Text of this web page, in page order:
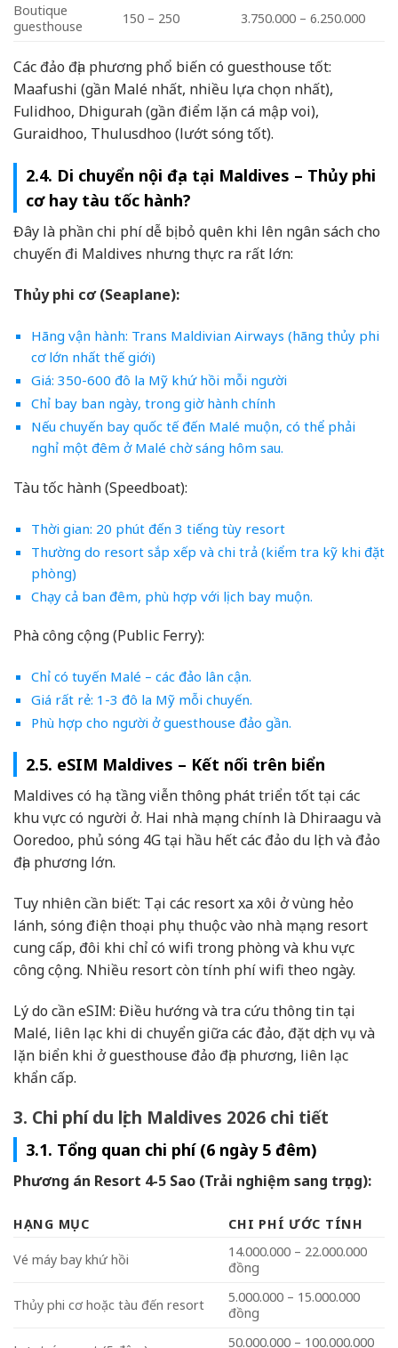
Boutique
guesthouse
150 – 250 3.750.000 – 6.250.000
Các đảo địa phương phổ biến có guesthouse tốt:
Maafushi (gần Malé nhất, nhiều lựa chọn nhất),
Fulidhoo, Dhigurah (gần điểm lặn cá mập voi),
Guraidhoo, Thulusdhoo (lướt sóng tốt).
2.4. Di chuyển nội địa tại Maldives – Thủy phi
cơ hay tàu tốc hành?
Đây là phần chi phí dễ bị bỏ quên khi lên ngân sách cho
chuyến đi Maldives nhưng thực ra rất lớn:
Thủy phi cơ (Seaplane):
Hãng vận hành: Trans Maldivian Airways (hãng thủy phi
cơ lớn nhất thế giới)
Giá: 350-600 đô la Mỹ khứ hồi mỗi người
Chỉ bay ban ngày, trong giờ hành chính
Nếu chuyến bay quốc tế đến Malé muộn, có thể phải
nghỉ một đêm ở Malé chờ sáng hôm sau.
Tàu tốc hành (Speedboat):
Thời gian: 20 phút đến 3 tiếng tùy resort
Thường do resort sắp xếp và chi trả (kiểm tra kỹ khi đặt
phòng)
Chạy cả ban đêm, phù hợp với lịch bay muộn.
Phà công cộng (Public Ferry):
Chỉ có tuyến Malé – các đảo lân cận.
Giá rất rẻ: 1-3 đô la Mỹ mỗi chuyến.
Phù hợp cho người ở guesthouse đảo gần.
2.5. eSIM Maldives – Kết nối trên biển
Maldives có hạ tầng viễn thông phát triển tốt tại các
khu vực có người ở. Hai nhà mạng chính là Dhiraagu và
Ooredoo, phủ sóng 4G tại hầu hết các đảo du lịch và đảo
địa phương lớn.
Tuy nhiên cần biết: Tại các resort xa xôi ở vùng hẻo
lánh, sóng điện thoại phụ thuộc vào nhà mạng resort
cung cấp, đôi khi chỉ có wifi trong phòng và khu vực
công cộng. Nhiều resort còn tính phí wifi theo ngày.
Lý do cần eSIM: Điều hướng và tra cứu thông tin tại
Malé, liên lạc khi di chuyển giữa các đảo, đặt dịch vụ và
lặn biển khi ở guesthouse đảo địa phương, liên lạc
khẩn cấp.
3. Chi phí du lịch Maldives 2026 chi tiết
3.1. Tổng quan chi phí (6 ngày 5 đêm)
Phương án Resort 4-5 Sao (Trải nghiệm sang trọng):
HẠNG MỤC CHI PHÍ ƯỚC TÍNH
Vé máy bay khứ hồi
14.000.000 – 22.000.000
đồng
Thủy phi cơ hoặc tàu đến resort
5.000.000 – 15.000.000
đồng
50.000.000 – 100.000.000